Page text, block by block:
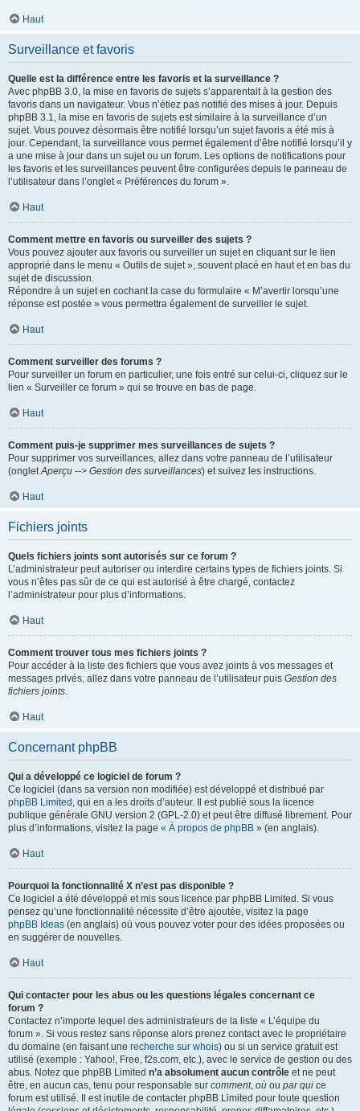
Haut
Surveillance et favoris
Quelle est la différence entre les favoris et la surveillance ?
Avec phpBB 3.0, la mise en favoris de sujets s’apparentait à la gestion des
favoris dans un navigateur. Vous n’étiez pas notifié des mises à jour. Depuis
phpBB 3.1, la mise en favoris de sujets est similaire à la surveillance d’un
sujet. Vous pouvez désormais être notifié lorsqu’un sujet favoris a été mis à
jour. Cependant, la surveillance vous permet également d’être notifié lorsqu’il y
a une mise à jour dans un sujet ou un forum. Les options de notifications pour
les favoris et les surveillances peuvent être configurées depuis le panneau de
l’utilisateur dans l’onglet « Préférences du forum ».
Haut
Comment mettre en favoris ou surveiller des sujets ?
Vous pouvez ajouter aux favoris ou surveiller un sujet en cliquant sur le lien
approprié dans le menu « Outils de sujet », souvent placé en haut et en bas du
sujet de discussion.
Répondre à un sujet en cochant la case du formulaire « M’avertir lorsqu’une
réponse est postée » vous permettra également de surveiller le sujet.
Haut
Comment surveiller des forums ?
Pour surveiller un forum en particulier, une fois entré sur celui-ci, cliquez sur le
lien « Surveiller ce forum » qui se trouve en bas de page.
Haut
Comment puis-je supprimer mes surveillances de sujets ?
Pour supprimer vos surveillances, allez dans votre panneau de l’utilisateur
(ongletAperçu --> Gestion des surveillances) et suivez les instructions.
Haut
Fichiers joints
Quels fichiers joints sont autorisés sur ce forum ?
L’administrateur peut autoriser ou interdire certains types de fichiers joints. Si
vous n’êtes pas sûr de ce qui est autorisé à être chargé, contactez
l’administrateur pour plus d’informations.
Haut
Comment trouver tous mes fichiers joints ?
Pour accéder à la liste des fichiers que vous avez joints à vos messages et
messages privés, allez dans votre panneau de l’utilisateur puis Gestion des
fichiers joints.
Haut
Concernant phpBB
Qui a développé ce logiciel de forum ?
Ce logiciel (dans sa version non modifiée) est développé et distribué par
phpBB Limited , qui en a les droits d’auteur. Il est publié sous la licence
publique générale GNU version 2 (GPL-2.0) et peut être diffusé librement. Pour
plus d’informations, visitez la page « À propos de phpBB » (en anglais).
Haut
Pourquoi la fonctionnalité X n’est pas disponible ?
Ce logiciel a été développé et mis sous licence par phpBB Limited. Si vous
pensez qu’une fonctionnalité nécessite d’être ajoutée, visitez la page
phpBB Ideas (en anglais) où vous pouvez voter pour des idées proposées ou
en suggérer de nouvelles.
Haut
Qui contacter pour les abus ou les questions légales concernant ce
forum ?
Contactez n’importe lequel des administrateurs de la liste « L’équipe du
forum ». Si vous restez sans réponse alors prenez contact avec le propriétaire
du domaine (en faisant une recherche sur whois) ou si un service gratuit est
utilisé (exemple : Yahoo!, Free, f2s.com, etc.), avec le service de gestion ou des
abus. Notez que phpBB Limited n’a absolument aucun contrôle et ne peut
être, en aucun cas, tenu pour responsable sur comment, où ou par qui ce
forum est utilisé. Il est inutile de contacter phpBB Limited pour toute question